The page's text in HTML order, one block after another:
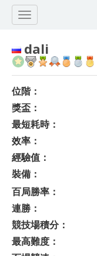
dali
位階：
獎盃：
最短耗時：
效率：
經驗值：
裝備：
百局勝率：
連勝：
競技場積分：
最高難度：